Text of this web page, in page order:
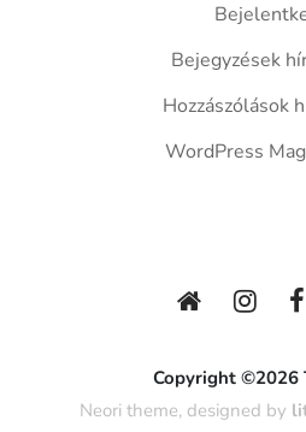
Bejegyzések
Hozzászólások
WordPress
Copyright ©2026
Neori theme, designed by